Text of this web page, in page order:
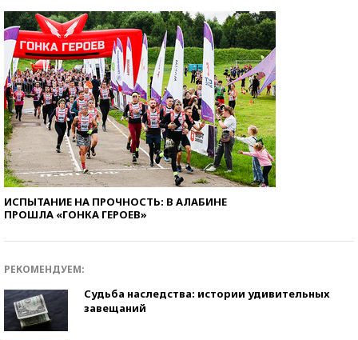
ИСПЫТАНИЕ НА ПРОЧНОСТЬ: В АЛАБИНЕ
ПРОШЛА «ГОНКА ГЕРОЕВ»
РЕКОМЕНДУЕМ:
Судьба наследства: истории удивительных
завещаний